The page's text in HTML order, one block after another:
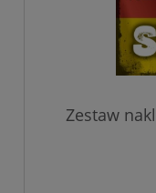
Zestaw